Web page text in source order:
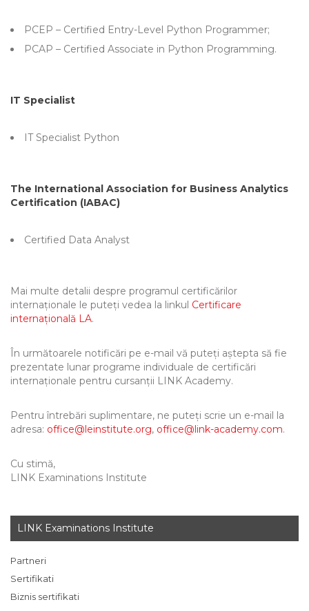
PCEP – Certified Entry-Level Python Programmer;
PCAP – Certified Associate in Python Programming.
IT Specialist
IT Specialist Python
The International Association for Business Analytics
Certification (IABAC)
Certified Data Analyst
Mai multe detalii despre programul certificărilor
internaționale le puteți vedea la linkul Certificare
internațională LA.
În următoarele notificări pe e-mail vă puteți aștepta să fie
prezentate lunar programe individuale de certificări
internaționale pentru cursanții LINK Academy.
Pentru întrebări suplimentare, ne puteți scrie un e-mail la
adresa: office@leinstitute.org, office@link-academy.com.
Cu stimă,
LINK Examinations Institute
LINK Examinations Institute
Partneri
Sertifikati
Biznis sertifikati